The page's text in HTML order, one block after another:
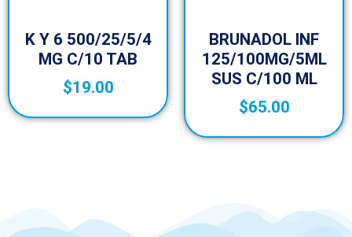
K Y 6 500/25/5/4
MG C/10 TAB
$19.00
BRUNADOL INF
125/100MG/5ML
SUS C/100 ML
$65.00